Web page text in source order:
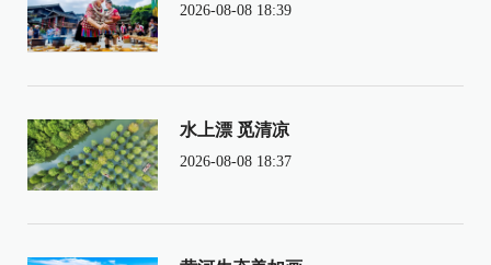
2026-08-08 18:39
水上漂 觅清凉
2026-08-08 18:37